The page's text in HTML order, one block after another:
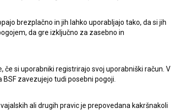
brezplačno in jih lahko uporabljajo tako, da si jih
da gre izključno za zasebno in
si uporabniki registrirajo svoj uporabniški račun. V
zavezujejo tudi posebni pogoji.
ali drugih pravic je prepovedana kakršnakoli